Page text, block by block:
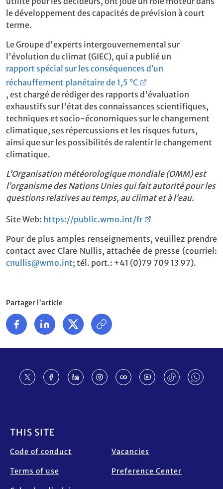
le développement des capacités de prévision à court
terme.
Le Groupe d'experts intergouvernemental sur
l'évolution du climat (GIEC), qui a publié un
rapport spécial sur les conséquences d’un
réchauffement planétaire de 1,5 °C
, est chargé de rédiger des rapports d'évaluation
exhaustifs sur l'état des connaissances scientifiques,
techniques et socio-économiques sur le changement
climatique, ses répercussions et les risques futurs,
ainsi que sur les possibilités de ralentir le changement
climatique.
L’Organisation météorologique mondiale (OMM) est
l’organisme des Nations Unies qui fait autorité pour les
questions relatives au temps, au climat et à l’eau.
Site Web: https://public.wmo.int/fr
Pour de plus amples renseignements, veuillez prendre
contact avec Clare Nullis, attachée de presse (courriel:
cnullis@wmo.int; tél. port.: +41 (0)79 709 13 97).
Partager l'article
THIS SITE
Code of conduct
Terms of use
Vacancies
Preference Center